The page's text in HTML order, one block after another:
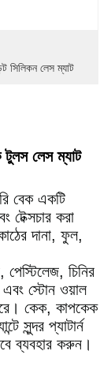
সিলিকন লেস ম্যাট
টুলস লেস ম্যাট
বেক একটি
করা
দানা, ফুল,
পেস্টিলেজ, চিনির
এবং স্টোন ওয়াল
কেক, কাপকেক
সুন্দর প্যাটার্ন
ব্যবহার করুন।